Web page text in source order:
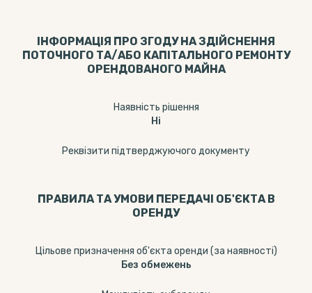
ІНФОРМАЦІЯ ПРО ЗГОДУ НА ЗДІЙСНЕННЯ
ПОТОЧНОГО ТА/АБО КАПІТАЛЬНОГО РЕМОНТУ
ОРЕНДОВАНОГО МАЙНА
Наявність рішення
Ні
Реквізити підтверджуючого документу
ПРАВИЛА ТА УМОВИ ПЕРЕДАЧІ ОБ'ЄКТА В
ОРЕНДУ
Цільове призначення об'єкта оренди (за наявності)
Без обмежень